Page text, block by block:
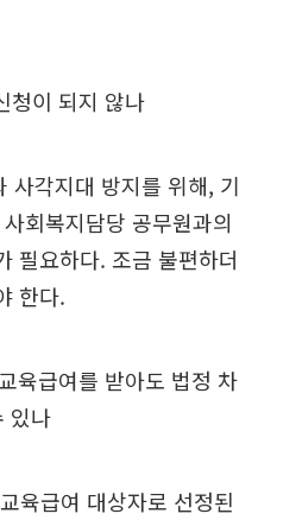
청이 되지 않나
각지대 방지를 위해, 기
회복지담당 공무원과의
필요하다. 조금 불편하더
한다.
육급여를 받아도 법정 차
있나
육급여 대상자로 선정된